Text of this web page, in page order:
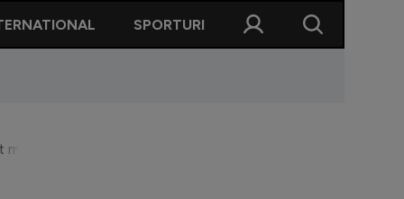
SPORTURI
mândru pentru tot ce am făcut”